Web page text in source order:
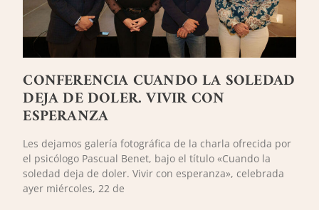
CONFERENCIA CUANDO LA SOLEDAD
DEJA DE DOLER. VIVIR CON
ESPERANZA
Les dejamos galería fotográfica de la charla ofrecida por
el psicólogo Pascual Benet, bajo el título «Cuando la
soledad deja de doler. Vivir con esperanza», celebrada
ayer miércoles, 22 de